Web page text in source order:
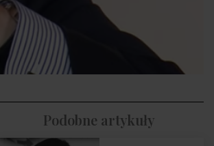
Podobne artykuły